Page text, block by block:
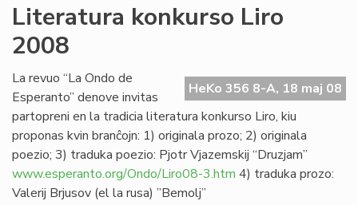
de
Literatura konkurso Liro
2008
HeKo 356 8-A, 18 maj 08
La revuo “La Ondo de
Esperanto” denove invitas
partopreni en la tradicia literatura konkurso Liro, kiu
proponas kvin branĉojn: 1) originala prozo; 2) originala
poezio; 3) traduka poezio: Pjotr Vjazemskij “Druzjam”
www.esperanto.org/Ondo/Liro08-3.htm 4) traduka prozo:
Valerij Brjusov (el la rusa) ”Bemolj”